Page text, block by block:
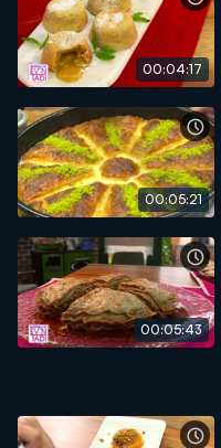
00:04:17
00:05:21
00:05:43